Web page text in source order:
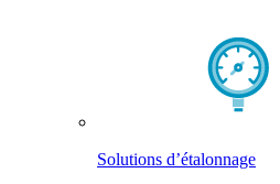
Solutions d’étalonnage